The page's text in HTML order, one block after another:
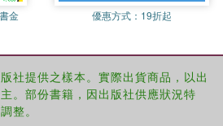
金 優惠方式： 19折起
社提供之樣本。實際出貨商品，以出
。部份書籍，因出版社供應狀況特
整。